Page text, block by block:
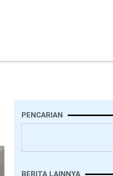
PENCARIAN
BERITA LAINNYA